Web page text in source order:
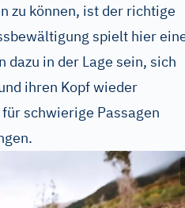
zu können, ist der richtige
spielt hier
in der Lage sein, sich
ihren Kopf wieder
schwierige Passagen